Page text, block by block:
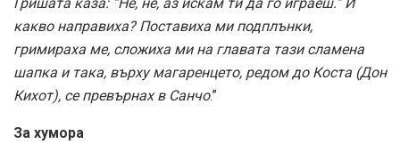
какво направиха? Поставиха ми подплънки,
гримираха ме, сложиха ми на главата тази сламена
шапка и така, върху магаренцето, редом до Коста (Дон
Кихот), се превърнах в Санчо.”
За хумора